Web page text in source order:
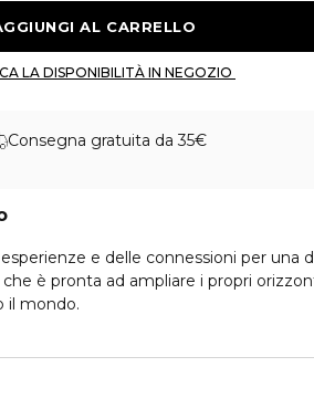
Consegna gratuita da 35€
e delle connessioni per una
è pronta ad ampliare i propri
il mondo.
incontra i Fiori d'Arancio d'Egitto in
brillante bouquet fiorito di Tuberosa e